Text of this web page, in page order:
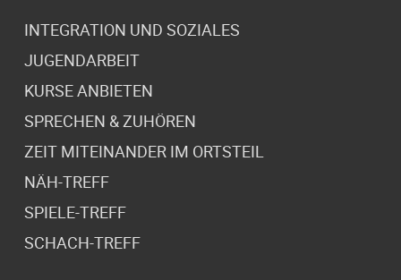
INTEGRATION UND SOZIALES
JUGENDARBEIT
KURSE ANBIETEN
SPRECHEN & ZUHÖREN
ZEIT MITEINANDER IM ORTSTEIL
NÄH-TREFF
SPIELE-TREFF
SCHACH-TREFF